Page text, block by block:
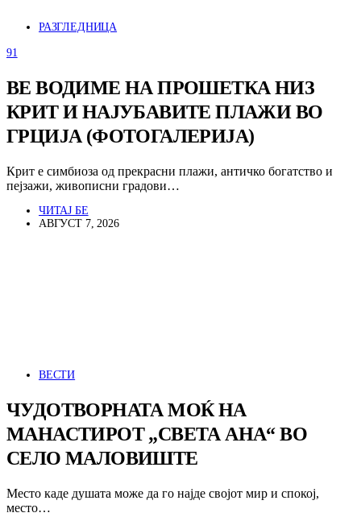
РАЗГЛЕДНИЦА
91
ВЕ ВОДИМЕ НА ПРОШЕТКА НИЗ
КРИТ И НАЈУБАВИТЕ ПЛАЖИ ВО
ГРЦИЈА (ФОТОГАЛЕРИЈА)
Крит е симбиоза од прекрасни плажи, античко богатство и
пејзажи, живописни градови…
ЧИТАЈ БЕ
АВГУСТ 7, 2026
ВЕСТИ
ЧУДОТВОРНАТА МОЌ НА
МАНАСТИРОТ „СВЕТА АНА“ ВО
СЕЛО МАЛОВИШТЕ
Место каде душата може да го најде својот мир и спокој,
место…